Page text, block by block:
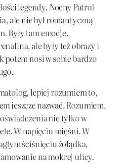
legendy. Nocny Patrol
ale nie był romantyczną
Były tam emocje,
ale były też obrazy i
potem nosi w sobie bardzo
lepiej rozumiem to,
jeszcze nazwać. Rozumiem,
nie tylko w
W napięciu mięśni. W
ściśnięciu żołądka,
na mokrej ulicy.